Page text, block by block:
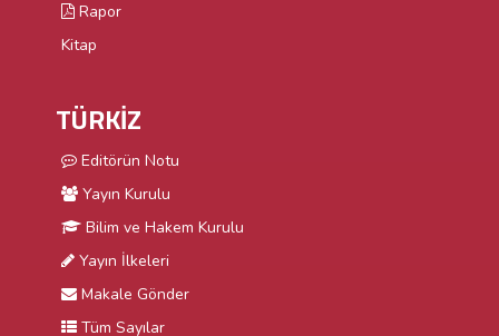
Rapor
Kitap
TÜRKİZ
Editörün Notu
Yayın Kurulu
Bilim ve Hakem Kurulu
Yayın İlkeleri
Makale Gönder
Tüm Sayılar